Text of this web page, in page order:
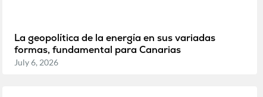
La geopolítica de la energía en sus variadas
formas, fundamental para Canarias
July 6, 2026